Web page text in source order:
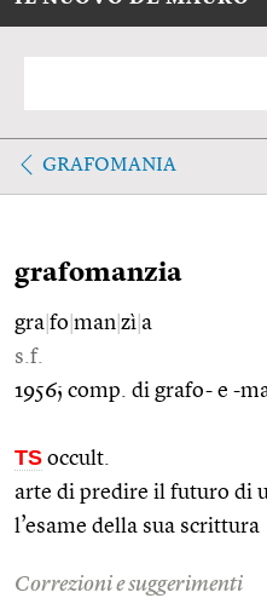
GRAFOMANIA
grafomanzia
gra fo man zì a
s.f.
1956; comp. di grafo- e -
TS occult.
arte di predire il futuro di
l’esame della sua scrittura
Correzioni e suggerimenti